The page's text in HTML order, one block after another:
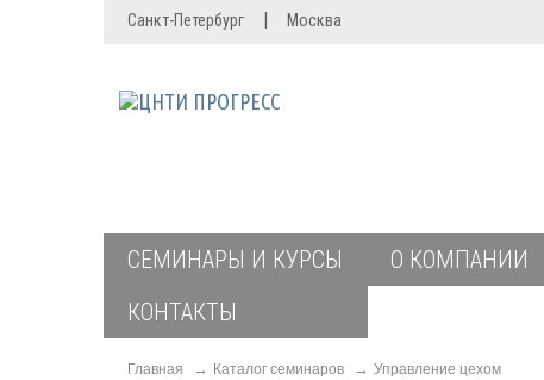
Санкт-Петербург | Москва
СЕМИНАРЫ И КУРСЫ О КОМПАНИИ
КОНТАКТЫ
Главная Каталог семинаров Управление цехом